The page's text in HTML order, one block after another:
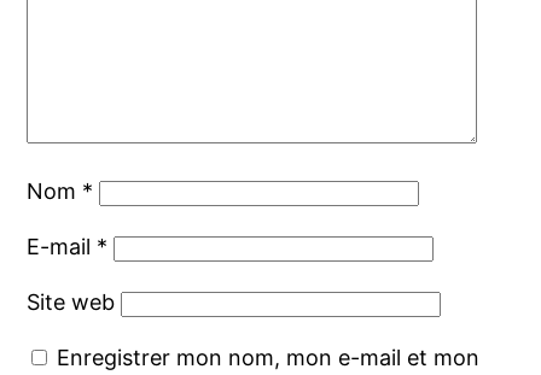
Nom *
E-mail *
Site web
Enregistrer mon nom, mon e-mail et mon